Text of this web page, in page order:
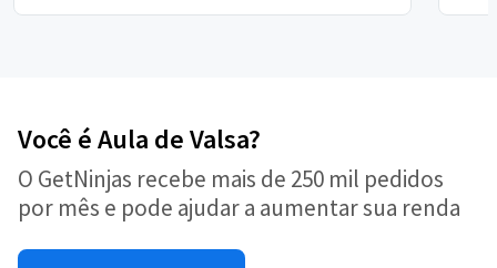
Você é Aula de Valsa?
O GetNinjas recebe mais de 250 mil pedidos
por mês e pode ajudar a aumentar sua renda